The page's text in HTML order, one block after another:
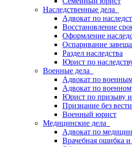
Наследственные дела
Адвокат по
Восстановление
Оформление
Оспаривание
Раздел наследства
Юрист по
Военные дела
Адвокат по
Адвокат по
Юрист по призыву и
Признание без
Военный юрист
Медицинские дела
Адвокат по
Врачебная ошибка и